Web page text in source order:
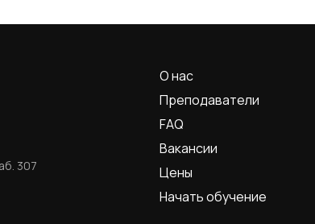
307
О нас
Преподаватели
FAQ
Вакансии
Цены
Начать обучение